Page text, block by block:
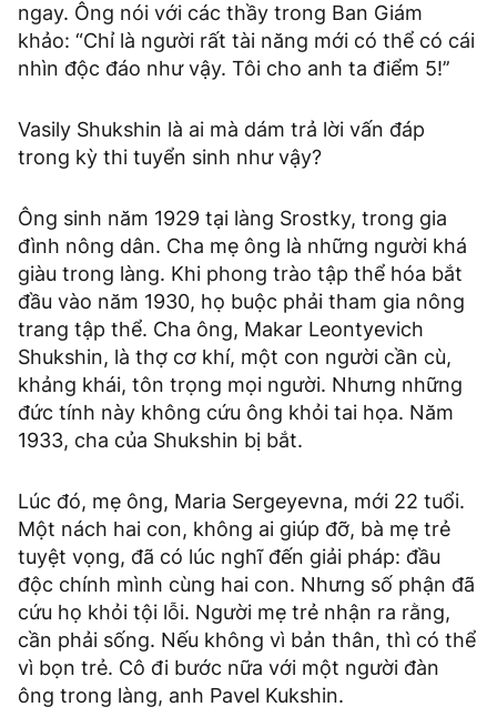
ngay. Ông nói với các thầy trong Ban Giám
khảo: “Chỉ là người rất tài năng mới có thể có cái
nhìn độc đáo như vậy. Tôi cho anh ta điểm 5!’’
Vasily Shukshin là ai mà dám trả lời vấn đáp
trong kỳ thi tuyển sinh như vậy?
Ông sinh năm 1929 tại làng Srostky, trong gia
đình nông dân. Cha mẹ ông là những người khá
giàu trong làng. Khi phong trào tập thể hóa bắt
đầu vào năm 1930, họ buộc phải tham gia nông
trang tập thể. Cha ông, Makar Leontyevich
Shukshin, là thợ cơ khí, một con người cần cù,
khảng khái, tôn trọng mọi người. Nhưng những
đức tính này không cứu ông khỏi tai họa. Năm
1933, cha của Shukshin bị bắt.
Lúc đó, mẹ ông, Maria Sergeyevna, mới 22 tuổi.
Một nách hai con, không ai giúp đỡ, bà mẹ trẻ
tuyệt vọng, đã có lúc nghĩ đến giải pháp: đầu
độc chính mình cùng hai con. Nhưng số phận đã
cứu họ khỏi tội lỗi. Người mẹ trẻ nhận ra rằng,
cần phải sống. Nếu không vì bản thân, thì có thể
vì bọn trẻ. Cô đi bước nữa với một người đàn
ông trong làng, anh Pavel Kukshin.